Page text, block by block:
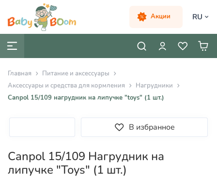
Акции RU
Главная
Питание и аксессуары
Аксессуары и средства для кормления
Нагрудники
Canpol 15/109 нагрудник на липучке "toys" (1 шт.)
В избранное
Canpol 15/109 Нагрудник на
липучке "Toys" (1 шт.)